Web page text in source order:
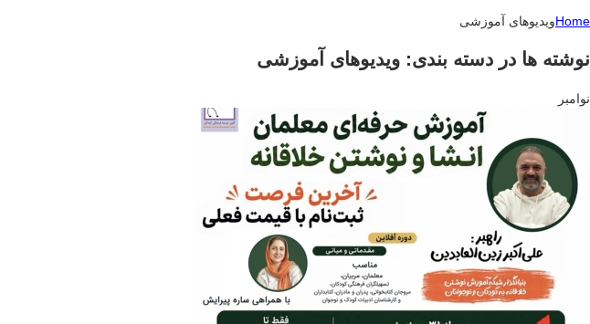
Homeویدیوهای آموزشی
نوشته ها در دسته بندی: ویدیوهای آموزشی
نوامبر